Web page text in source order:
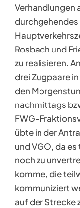
Verhandlungen
durchgehendes
Rosbach und
zu realisieren.
drei Zugpaare
den
nachmittags
FWG-
übte in der
und VGO, da
noch zu
komme, die
kommuniziert
auf der Strecke